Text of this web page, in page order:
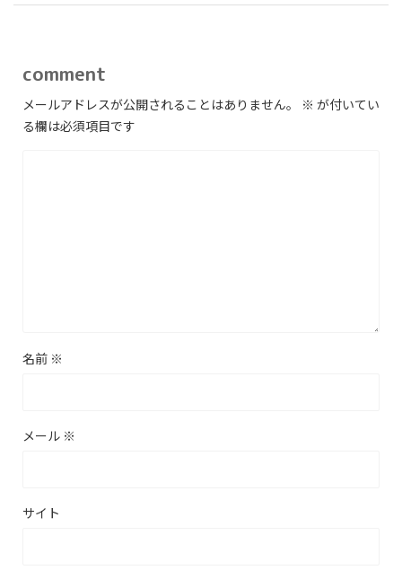
comment
メールアドレスが公開されることはありません。 ※ が付いてい
る欄は必須項目です
名前 ※
メール ※
サイト